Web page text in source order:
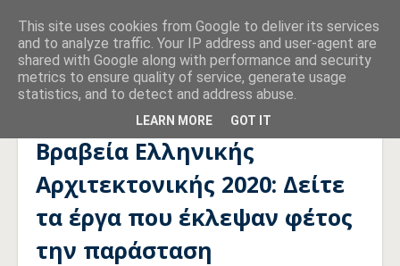
Αρχική σελίδα ΕΛΛΑΔΑ
Βραβεία Ελληνικής Αρχιτεκτονικής
2020: Δείτε τα έργα που έκλεψαν φέτος την παράσταση
Βραβεία Ελληνικής
Αρχιτεκτονικής 2020: Δείτε
τα έργα που έκλεψαν φέτος
την παράσταση
This site uses cookies from Google to deliver its services
and to analyze traffic. Your IP address and user-agent are
shared with Google along with performance and security
metrics to ensure quality of service, generate usage
statistics, and to detect and address abuse.
LEARN MORE GOT IT